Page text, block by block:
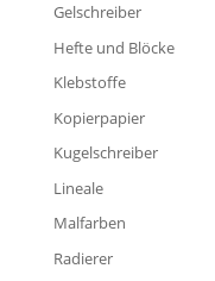
Gelschreiber
Hefte und Blöcke
Klebstoffe
Kopierpapier
Kugelschreiber
Lineale
Malfarben
Radierer